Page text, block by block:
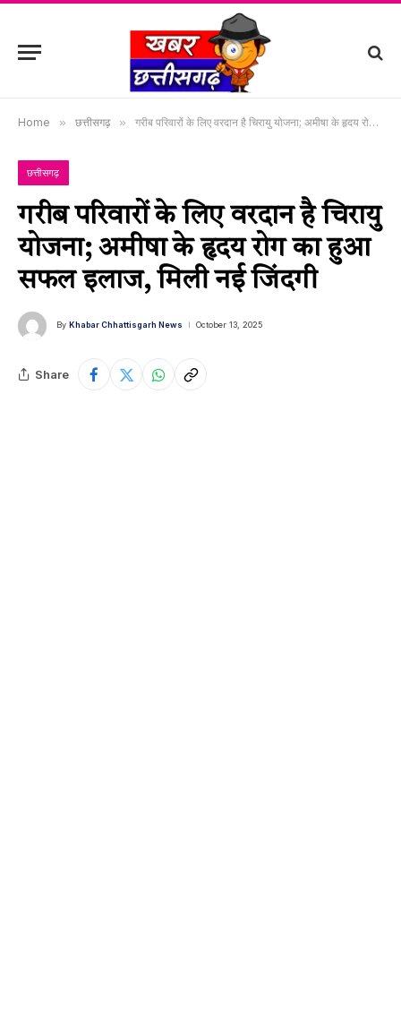
Home » छत्तीसगढ़ » गरीब परिवारों के लिए वरदान है चिरायु योजना; अमीषा के हृदय रोग का हुआ सफल इलाज, मिली नई जिंदगी
छत्तीसगढ़
गरीब परिवारों के लिए वरदान है चिरायु
योजना; अमीषा के हृदय रोग का हुआ
सफल इलाज, मिली नई जिंदगी
By Khabar Chhattisgarh News October 13, 2025
Share